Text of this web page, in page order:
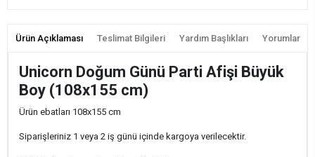
Ürün Açıklaması Teslimat Bilgileri Yardım Başlıkları Yorumlar
Unicorn Doğum Günü Parti Afişi Büyük
Boy (108x155 cm)
Ürün ebatları 108x155 cm
Siparişleriniz 1 veya 2 iş günü içinde kargoya verilecektir.